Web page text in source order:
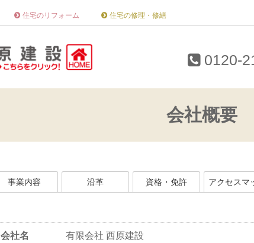
住宅のリフォーム 住宅の修理・修繕
0120-
会社概要
事業内容 沿革 資格・免許 アクセスマ
会社名 有限会社 西原建設